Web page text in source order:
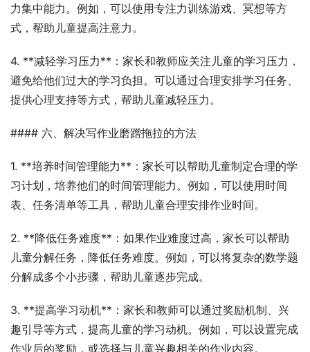
力集中能力。例如，可以使用专注力训练游戏、冥想等方
式，帮助儿童提高注意力。
4. **减轻学习压力**：家长和教师应关注儿童的学习压力，
避免给他们过大的学习负担。可以通过合理安排学习任务、
提供心理支持等方式，帮助儿童减轻压力。
#### 六、解决写作业磨蹭拖拉的方法
1. **培养时间管理能力**：家长可以帮助儿童制定合理的学
习计划，培养他们的时间管理能力。例如，可以使用时间
表、任务清单等工具，帮助儿童合理安排作业时间。
2. **降低任务难度**：如果作业难度过高，家长可以帮助
儿童分解任务，降低任务难度。例如，可以将复杂的数学题
分解成多个小步骤，帮助儿童逐步完成。
3. **提高学习动机**：家长和教师可以通过奖励机制、兴
趣引导等方式，提高儿童的学习动机。例如，可以设置完成
作业后的奖励，或选择与儿童兴趣相关的作业内容。